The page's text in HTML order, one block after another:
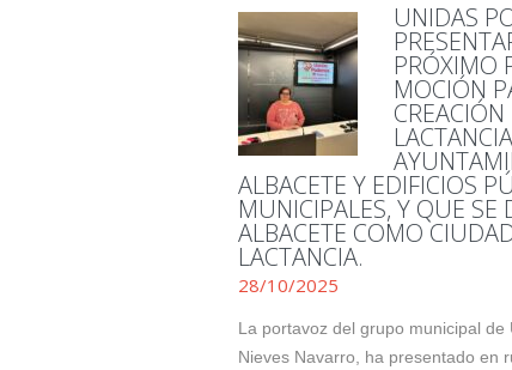
UNIDAS
PRÓXIMO
MOCIÓN
ALBACETE Y EDIFICIOS
MUNICIPALES, Y QUE SE
ALBACETE COMO
LACTANCIA.
28/10/2025
La portavoz del grupo municipal de
Nieves Navarro, ha presentado en